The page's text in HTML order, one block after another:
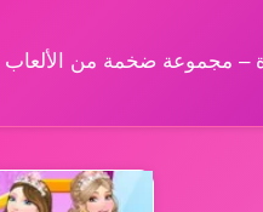
– مجموعة ضخمة من الألعاب